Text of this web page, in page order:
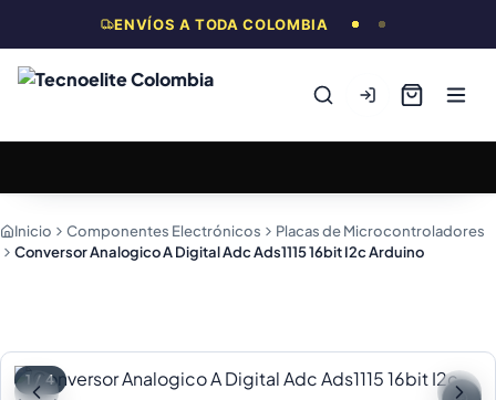
ENVÍOS A TODA COLOMBIA
Inicio Componentes Electrónicos
Placas de Microcontroladores
Conversor Analogico A Digital Adc Ads1115 16bit I2c Arduino
1/4